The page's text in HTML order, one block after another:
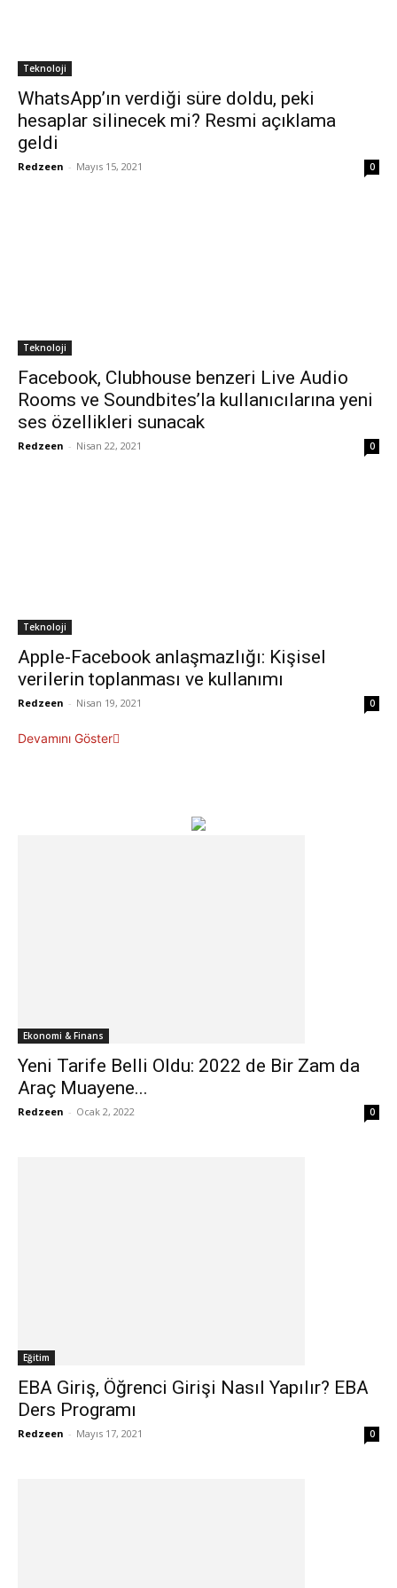
Teknoloji
WhatsApp’ın verdiği süre doldu, peki
hesaplar silinecek mi? Resmi açıklama
geldi
Redzeen - Mayıs 15, 2021 0
Teknoloji
Facebook, Clubhouse benzeri Live Audio
Rooms ve Soundbites’la kullanıcılarına yeni
ses özellikleri sunacak
Redzeen - Nisan 22, 2021 0
Teknoloji
Apple-Facebook anlaşmazlığı: Kişisel
verilerin toplanması ve kullanımı
Redzeen - Nisan 19, 2021 0
Devamını Göster
Ekonomi & Finans
Yeni Tarife Belli Oldu: 2022 de Bir Zam da
Araç Muayene...
Redzeen - Ocak 2, 2022 0
Eğitim
EBA Giriş, Öğrenci Girişi Nasıl Yapılır? EBA
Ders Programı
Redzeen - Mayıs 17, 2021 0